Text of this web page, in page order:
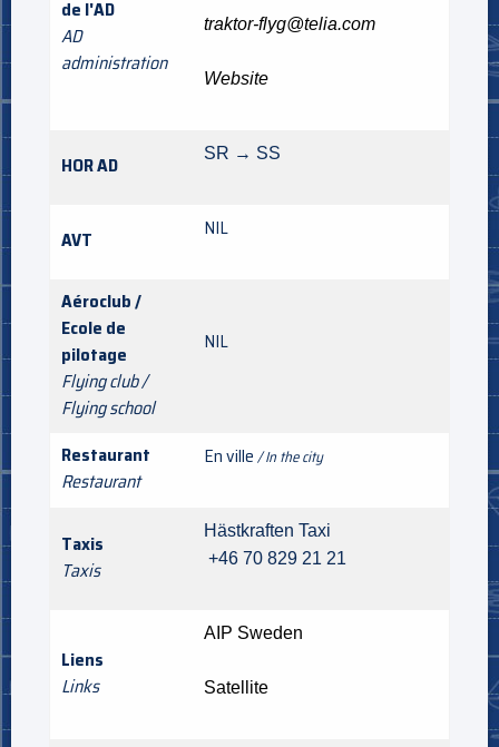
de l'AD
AD
administration
traktor-flyg@telia.com
Website
HOR AD SR → SS
AVT NIL
Aéroclub /
Ecole de
pilotage
Flying club /
Flying school
NIL
Restaurant
Restaurant
En ville/ In the city
Taxis
Taxis
Hästkraften Taxi
+46 70 829 21 21
Liens
Links
AIP Sweden
Satellite